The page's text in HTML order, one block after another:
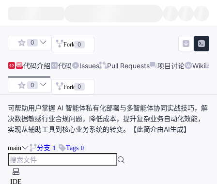
0 Fork 0
代码介绍 代码 Issues Pull Requests 项目讨论 Wiki
0 Fork 0
可帮助用户掌握 AI 智能体私有化部署与多智能体协同实战技巧，解
决数据敏感行业合规问题，降低成本，提升复杂业务自动化效能，
实现从辅助工具到核心业务系统的转变。【此简介由AI生成】
main 分支 1 Tags 0
IDE